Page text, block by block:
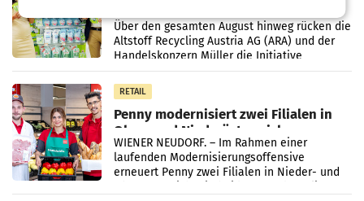
Kreislauffähigkeit
Über den gesamten August hinweg rücken die
Altstoff Recycling Austria AG (ARA) und der
Handelskonzern Müller die Initiative
„Kreislauf-Helden“ in allen österreichischen
Müller-Filialen
RETAIL
Penny modernisiert zwei Filialen in
Ober- und Niederösterreich
WIENER NEUDORF. – Im Rahmen einer
laufenden Modernisierungsoffensive
erneuert Penny zwei Filialen in Nieder- und